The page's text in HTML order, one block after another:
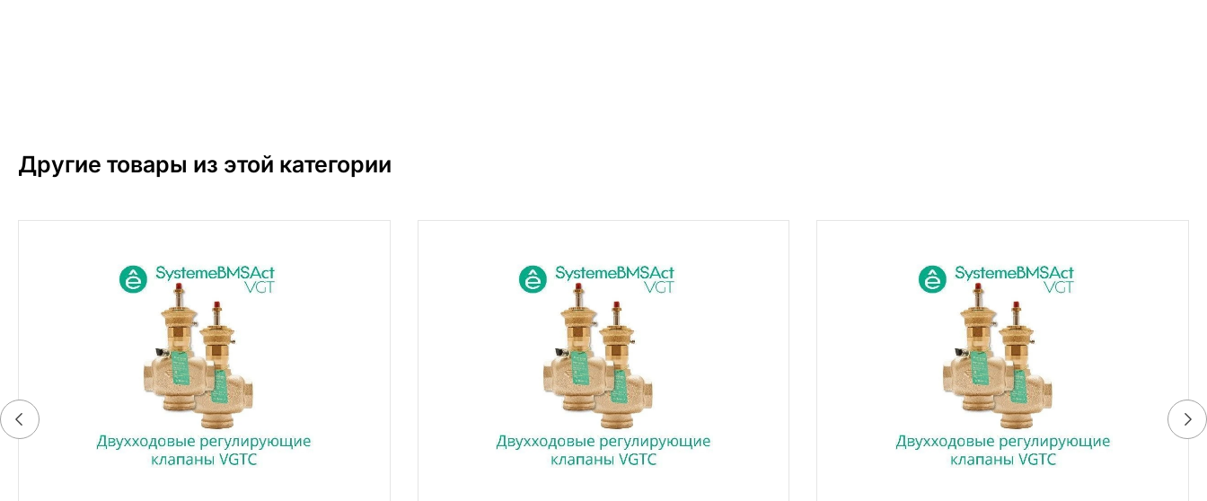
Другие товары из этой категории